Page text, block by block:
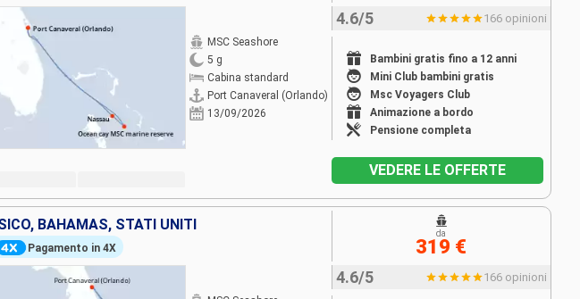
MSC Seashore
5 g
Cabina standard
Port Canaveral (Orlando)
13/09/2026
4.6/5 166 opinioni
Bambini gratis fino a 12 anni
Mini Club bambini gratis
Msc Voyagers Club
Animazione a bordo
Pensione completa
VEDERE LE OFFERTE
BAHAMAS, STATI UNITI
Pagamento in 4X
4.6/5 166 opinioni
da
319 €